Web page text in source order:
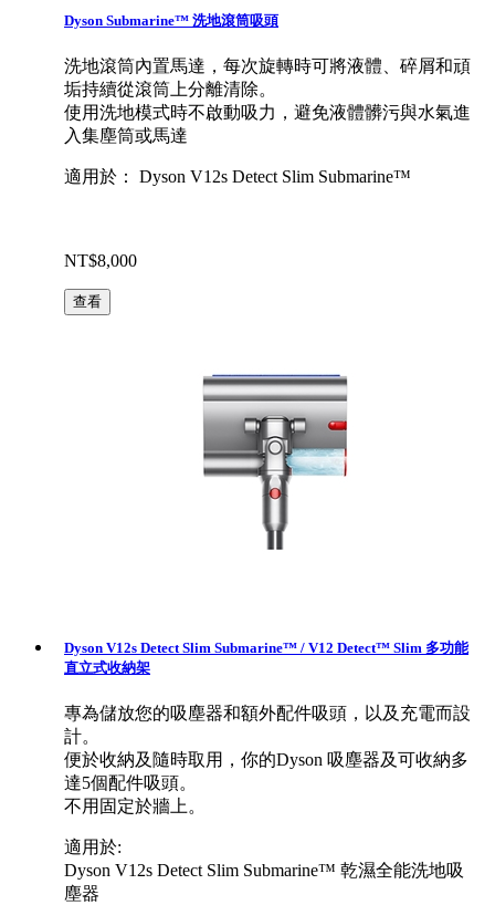
Dyson Submarine™ 洗地滾筒吸頭
洗地滾筒內置馬達，每次旋轉時可將液體、碎屑和頑
垢持續從滾筒上分離清除。
使用洗地模式時不啟動吸力，避免液體髒污與水氣進
入集塵筒或馬達
適用於： Dyson V12s Detect Slim Submarine™
NT$8,000
查看
Dyson V12s Detect Slim Submarine™ / V12 Detect™ Slim 多功能
直立式收納架
專為儲放您的吸塵器和額外配件吸頭，以及充電而設
計。
便於收納及隨時取用，你的Dyson 吸塵器及可收納多
達5個配件吸頭。
不用固定於牆上。
適用於:
Dyson V12s Detect Slim Submarine™ 乾濕全能洗地吸
塵器